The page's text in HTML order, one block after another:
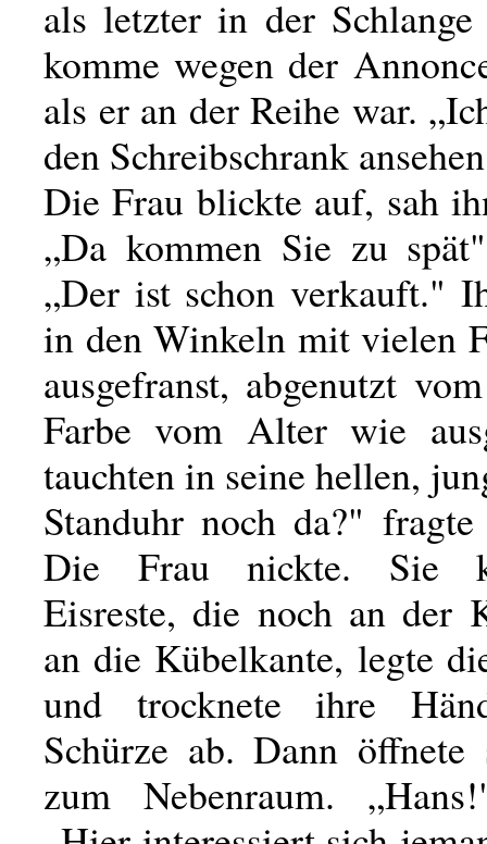
als letzter in der Schlange
komme wegen der
als er an der Reihe war.
den Schreibschrank
Die Frau blickte auf, sah
„Da kommen Sie zu
„Der ist schon verkauft."
in den Winkeln mit vielen
ausgefranst, abgenutzt
Farbe vom Alter wie
tauchten in seine hellen,
Standuhr noch da?"
Die Frau nickte. Sie
Eisreste, die noch an der
an die Kübelkante, legte
und trocknete ihre
Schürze ab. Dann
zum Nebenraum.